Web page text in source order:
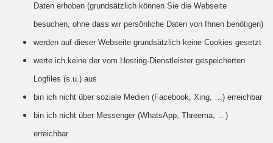
Daten erhoben (grundsätzlich können Sie die Webseite
besuchen, ohne dass wir persönliche Daten von Ihnen benötigen)
werden auf dieser Webseite grundsätzlich keine Cookies gesetzt
werte ich keine der vom Hosting-Dienstleister gespeicherten
Logfiles (s.u.) aus
bin ich nicht über soziale Medien (Facebook, Xing, …) erreichbar
bin ich nicht über Messenger (WhatsApp, Threema, …)
erreichbar